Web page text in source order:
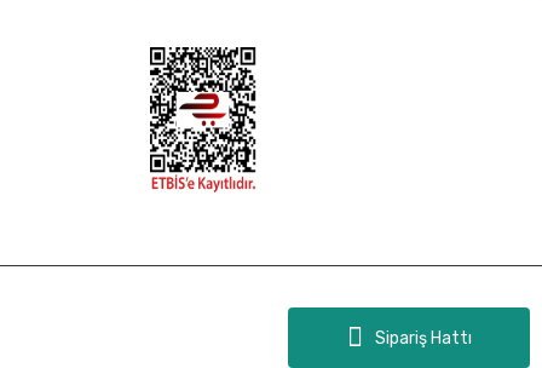
Sipariş Hattı